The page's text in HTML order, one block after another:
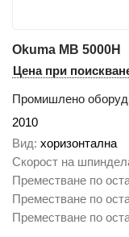
Okuma MB 5000H
Цена при
Промишлено
2010
Вид хоризонтална
Скорост на
Преместване по
Преместване по
Преместване по